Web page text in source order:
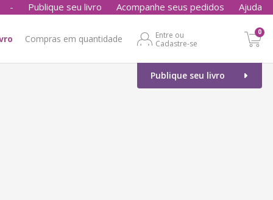
- Publique seu livro Acompanhe seus pedidos Ajuda
Compras em quantidade
Entre ou
Cadastre-se
0
Publique seu livro